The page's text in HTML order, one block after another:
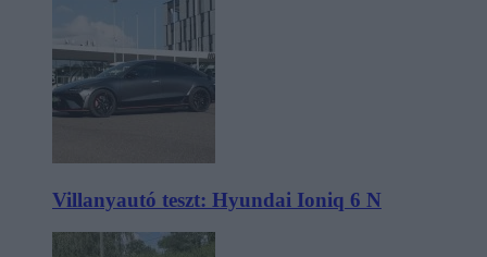
Villanyautó teszt: Hyundai Ioniq 6 N